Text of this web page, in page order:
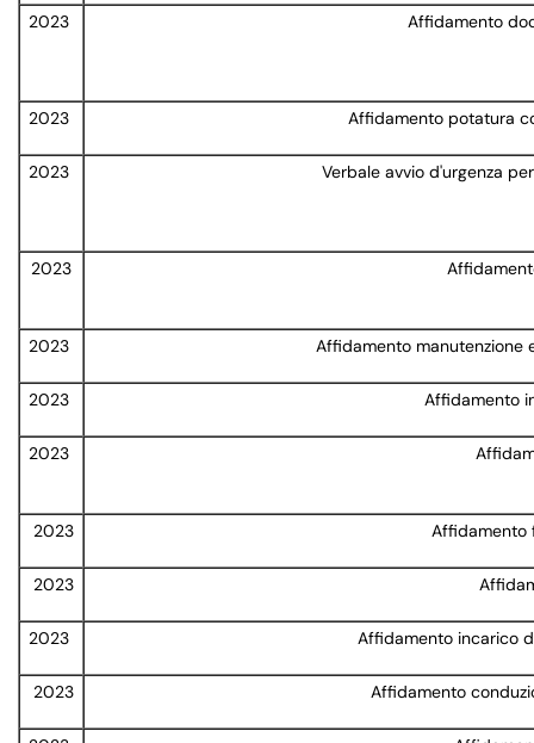
2023 Affidamento
2023 Affidamento potatura
2023 Verbale avvio d'urgenza
2023
2023 Affidamento manutenzione
2023 Affidamento
2023
2023 Affidamento
2023
2023 Affidamento incarico
2023 Affidamento